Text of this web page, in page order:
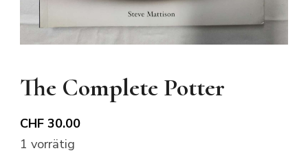
The Complete Potter
CHF 30.00
1 vorrätig